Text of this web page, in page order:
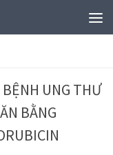
UNG THƯ
BẰNG